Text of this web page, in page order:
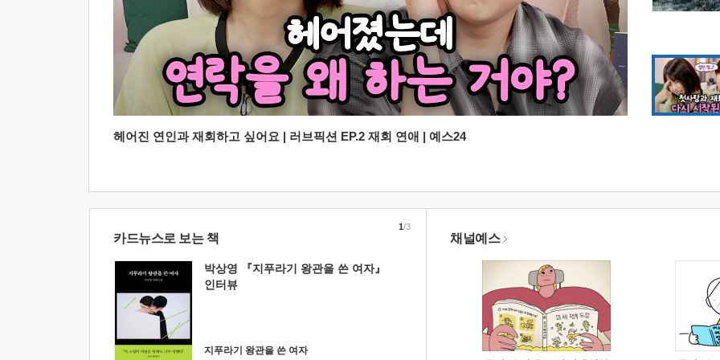
헤어진 연인과 재회하고 싶어요 | 러브픽션 EP.2 재회 연애 | 예스24
카드뉴스로 보는 책
박상영 『지푸라기 왕관을 쓴 여자』
인터뷰
지푸라기 왕관을 쓴 여자
1/3
채널예스